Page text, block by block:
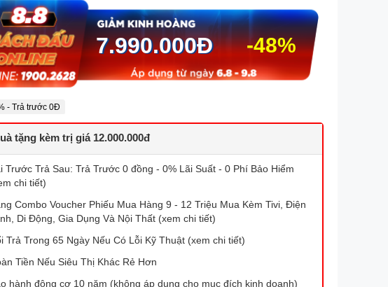
-48%
7.990.000Đ
- Trả trước 0Đ
tặng kèm trị giá 12.000.000đ
Trước Trả Sau: Trả Trước 0 đồng - 0% Lãi Suất - 0 Phí Bảo Hiểm
chi tiết)
Combo Voucher Phiếu Mua Hàng 9 - 12 Triệu Mua Kèm Tivi, Điện
Di Động, Gia Dụng Và Nội Thất (xem chi tiết)
Trả Trong 65 Ngày Nếu Có Lỗi Kỹ Thuật (xem chi tiết)
Tiền Nếu Siêu Thị Khác Rẻ Hơn
hành động cơ 10 năm (không áp dụng cho mục đích kinh doanh)